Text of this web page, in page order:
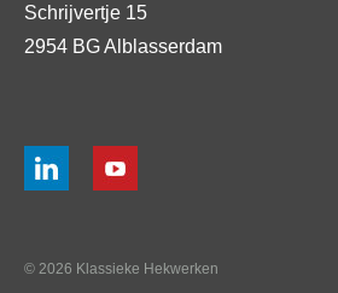
Schrijvertje 15
2954 BG Alblasserdam
© 2026 Klassieke Hekwerken